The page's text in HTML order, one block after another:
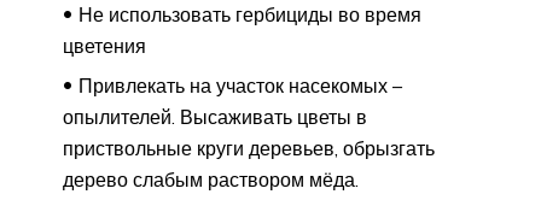
Не использовать гербициды во время
цветения
Привлекать на участок насекомых –
опылителей. Высаживать цветы в
приствольные круги деревьев, обрызгать
дерево слабым раствором мёда.